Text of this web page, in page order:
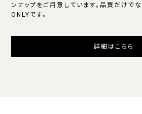
ンナップをご用意しています。品質だけで
ONLYです。
詳細はこちら